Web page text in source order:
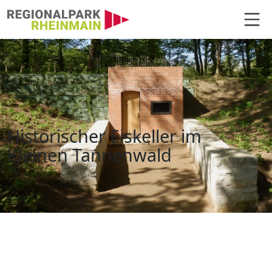
Historischer Eiskeller Bad
Hauptnavigation
Historischer Eiskeller im
Kleinen Tannenwald